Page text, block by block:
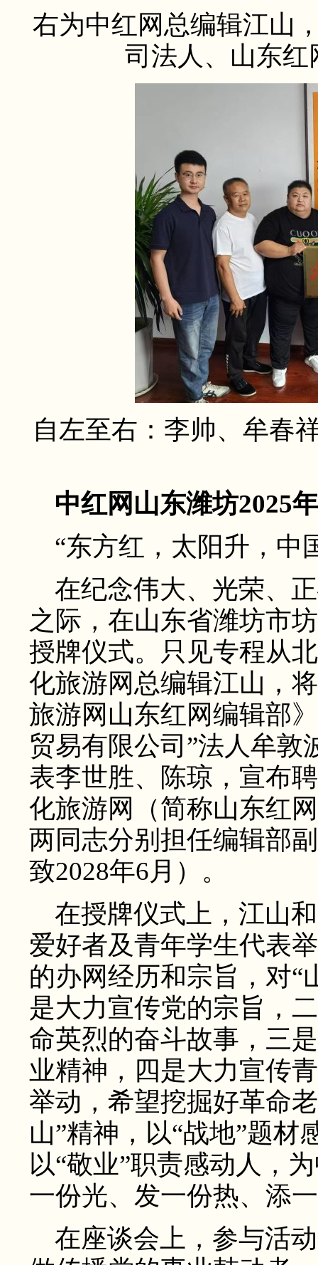
右为中红网总编辑江山
司法人、山东
自左至右：李帅、牟春
中红网山东潍坊2025
“东方红，太阳升，
在纪念伟大、光荣、
之际，在山东省潍坊市
授牌仪式。只见专程从
化旅游网总编辑江山，
旅游网山东红网编辑部
贸易有限公司”法人牟敦
表李世胜、陈琼，宣布
化旅游网（简称山东红
两同志分别担任编辑部
致2028年6月）。
在授牌仪式上，江山
爱好者及青年学生代表
的办网经历和宗旨，对“
是大力宣传党的宗旨，
命英烈的奋斗故事，三
业精神，四是大力宣传
举动，希望挖掘好革命
山”精神，以“战地”题材
以“敬业”职责感动人，
一份光、发一份热、添
在座谈会上，参与活